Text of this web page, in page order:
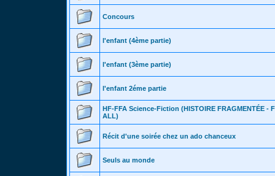
Concours
l'enfant (4ème partie)
l'enfant (3ème partie)
l'enfant 2éme partie
HF-FFA Science-Fiction (HISTOIRE FRAGMENTÉE -
ALL)
Récit d'une soirée chez un ado chanceux
Seuls au monde